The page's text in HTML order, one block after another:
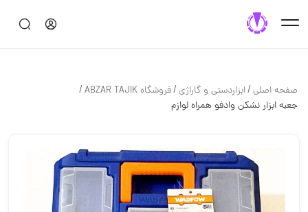
صفحه اصلی/ابزاردستی و گاراژی/فروشگاه ABZAR TAJIK /
جعبه ابزار نشکن وادفو همراه لوازم